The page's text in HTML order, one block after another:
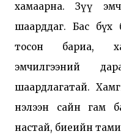
хамаарна.
шаарддаг. Бас бүх
тосон бариа,
эмчилгээний
шаардлагатай.
нэлээн сайн гам
настай, биеийн